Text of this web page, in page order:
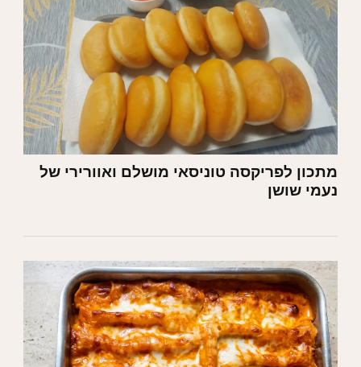
מתכון לפריקסה טוניסאי מושלם ואוורירי של
נעמי שושן